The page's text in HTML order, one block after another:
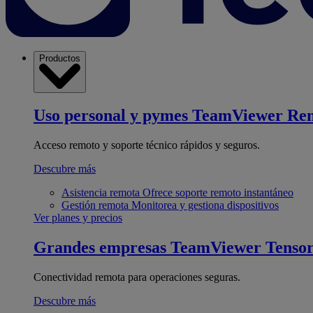
Productos
Uso personal y pymes TeamViewer
Acceso remoto y soporte técnico rápidos y seguros.
Descubre más
Asistencia remota Ofrece soporte remoto instantáneo
Gestión remota Monitorea y gestiona dispositivos
Ver planes y precios
Grandes empresas TeamViewer Tensor
Conectividad remota para operaciones seguras.
Descubre más